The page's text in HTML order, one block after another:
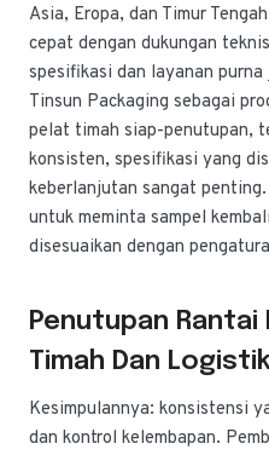
Asia, Eropa, dan Timur
cepat dengan dukungan
spesifikasi dan layanan purna
Tinsun Packaging sebagai
pelat timah siap-penutupan,
konsisten, spesifikasi yang
keberlanjutan sangat
untuk meminta sampel
disesuaikan dengan
Penutupan Rantai
Timah Dan
Kesimpulannya: konsistensi
dan kontrol kelembapan.